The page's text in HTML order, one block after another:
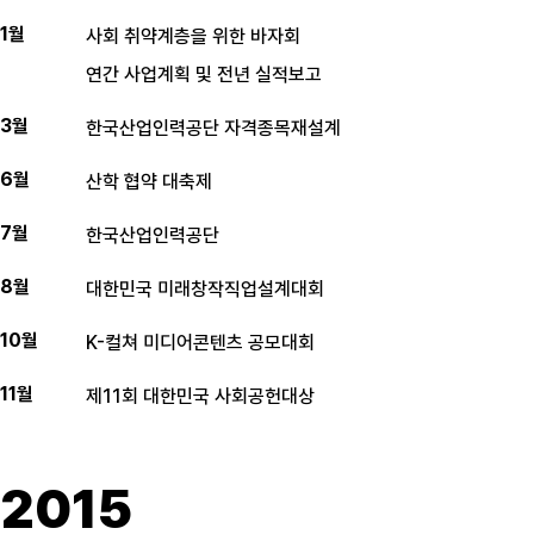
1월
사회 취약계층을 위한 바자회
연간 사업계획 및 전년 실적보고
3월 한국산업인력공단 자격종목재설계
6월 산학 협약 대축제
7월 한국산업인력공단
8월 대한민국 미래창작직업설계대회
10월 K-컬쳐 미디어콘텐츠 공모대회
11월 제11회 대한민국 사회공헌대상
2015